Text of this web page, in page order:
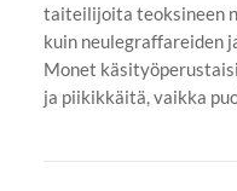
taiteilijoita teoksineen
kuin neulegraffareiden
Monet
ja piikikkäitä, vaikka